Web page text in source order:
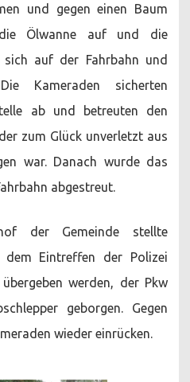
und gegen einen Baum
Ölwanne auf und die
auf der Fahrbahn und
Kameraden sicherten
ab und betreuten den
zum Glück unverletzt aus
war. Danach wurde das
abgestreut.
der Gemeinde stellte
dem Eintreffen der Polizei
werden, der Pkw
geborgen. Gegen
wieder einrücken.